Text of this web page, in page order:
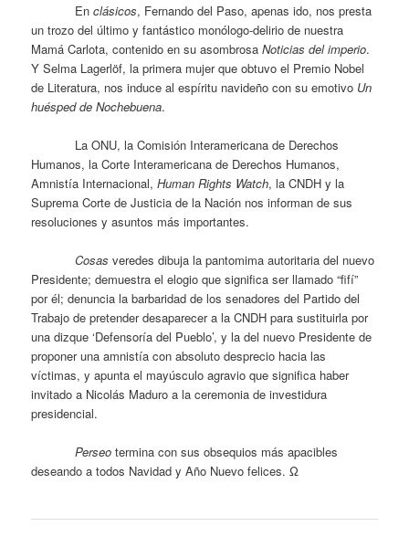
Enclásicos, Fernando del Paso, apenas ido, nos presta
un trozo del último y fantástico monólogo-delirio de nuestra
Mamá Carlota, contenido en su asombrosaNoticias del imperio.
Y Selma Lagerlöf, la primera mujer que obtuvo el Premio Nobel
de Literatura, nos induce al espíritu navideño con su emotivo Un
huésped de Nochebuena.
La ONU, la Comisión Interamericana de Derechos
Humanos, la Corte Interamericana de Derechos Humanos,
Amnistía Internacional,Human Rights Watch, la CNDH y la
Suprema Corte de Justicia de la Nación nos informan de sus
resoluciones y asuntos más importantes.
Cosas veredes dibuja la pantomima autoritaria del nuevo
Presidente; demuestra el elogio que significa ser llamado “fifí”
por él; denuncia la barbaridad de los senadores del Partido del
Trabajo de pretender desaparecer a la CNDH para sustituirla por
una dizque ‘Defensoría del Pueblo’, y la del nuevo Presidente de
proponer una amnistía con absoluto desprecio hacia las
víctimas, y apunta el mayúsculo agravio que significa haber
invitado a Nicolás Maduro a la ceremonia de investidura
presidencial.
Perseo termina con sus obsequios más apacibles
deseando a todos Navidad y Año Nuevo felices. Ω